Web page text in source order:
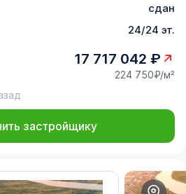
сдан
24/24 эт.
17 717 042 ₽
224 750₽/м²
застройщику